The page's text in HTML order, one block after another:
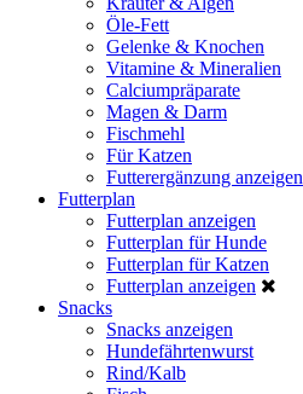
Öle-Fett
Gelenke & Knochen
Vitamine & Mineralien
Calciumpräparate
Magen & Darm
Fischmehl
Für Katzen
Futterergänzung anzeigen
Futterplan
Futterplan anzeigen
Futterplan für Hunde
Futterplan für Katzen
Futterplan anzeigen
Snacks
Snacks anzeigen
Hundefährtenwurst
Rind/Kalb